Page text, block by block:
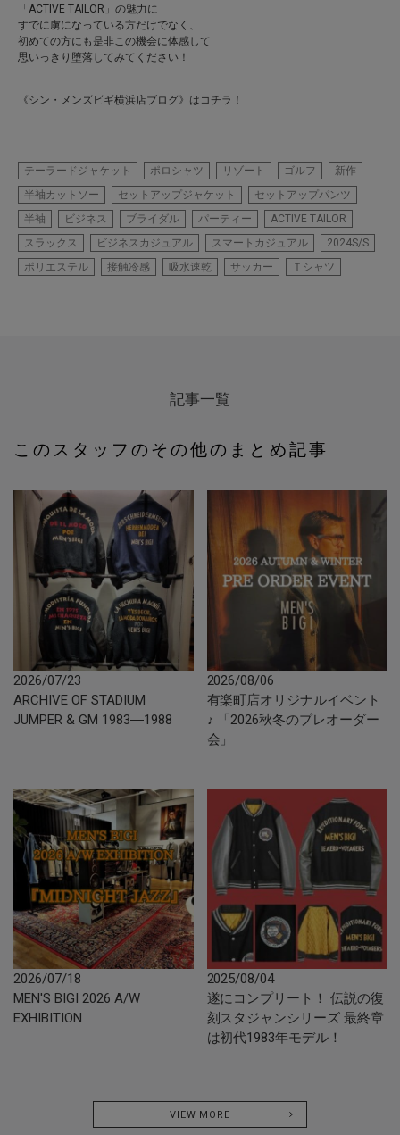
「ACTIVE TAILOR」の魅力に
すでに虜になっている方だけでなく、
初めての方にも是非この機会に体感して
思いっきり堕落してみてください！
《シン・メンズビギ横浜店ブログ》はコチラ！
テーラードジャケット ポロシャツ リゾート ゴルフ
新作
半袖カットソー
セットアップジャケット
セットアップパンツ
半袖
ビジネス ブライダル パーティー
ACTIVE TAILOR
スラックス
ビジネスカジュアル スマートカジュアル
2024S/S
ポリエステル
接触冷感 吸水速乾 サッカー Ｔシャツ
記事一覧
このスタッフのその他のまとめ記事
2026/07/23
ARCHIVE OF STADIUM
JUMPER & GM 1983―1988
2026/08/06
有楽町店オリジナルイベント
♪ 「2026秋冬のプレオーダー
会」
2026/07/18
MEN'S BIGI 2026 A/W
EXHIBITION
2025/08/04
遂にコンプリート！ 伝説の復
刻スタジャンシリーズ 最終章
は初代1983年モデル！
VIEW MORE